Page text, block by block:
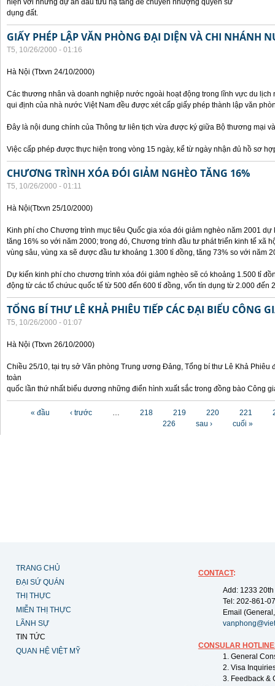
hiện với những dự án đầu tưu hạ tầng để chuyển nhượng quyền sử
dụng đất.
GIẤY PHÉP LẬP VĂN PHÒNG ĐẠI DIỆN VÀ CHI NHÁNH
T5, 10/26/2000 - 01:16
Hà Nội (Ttxvn 24/10/2000)
Các thương nhân và doanh nghiệp nước ngoài hoạt động trong lĩnh vực du lịch
qui định của nhà nước Việt Nam đều được xét cấp giấy phép thành lập văn
Đây là nội dung chính của Thông tư liên tịch vừa được ký giữa Bộ thương mại
Việc cấp phép được thực hiện trong vòng 15 ngày, kể từ ngày nhận đủ hồ sơ
CHƯƠNG TRÌNH XÓA ĐÓI GIẢM NGHÈO TĂNG 16%
T5, 10/26/2000 - 01:11
Hà Nội(Ttxvn 25/10/2000)
Kinh phí cho Chương trình mục tiêu Quốc gia xóa đói giảm nghèo năm 2001
tăng 16% so với năm 2000; trong đó, Chương trình đầu tư phát triển kinh tế xã
vùng sâu, vùng xa sẽ được đầu tư khoảng 1.300 tỉ đồng, tăng 73% so với năm
Dự kiến kinh phí cho chương trình xóa đói giảm nghèo sẽ có khoảng 1.500 tỉ
động từ các tổ chứuc quốc tế từ 500 đến 600 tỉ đồng, vốn tín dụng từ 2.000 đến
TỔNG BÍ THƯ LÊ KHẢ PHIÊU TIẾP CÁC ĐẠI BIỂU CÔNG
T5, 10/26/2000 - 01:07
Hà Nội (Ttxvn 26/10/2000)
Chiều 25/10, tại trụ sở Văn phòng Trung ương Đảng, Tổng bí thư Lê Khả Phiêu
toàn
quốc lần thứ nhất biểu dương những điển hình xuất sắc trong đồng bào Công
« đầu ‹ trước … 218 219 220 221
226
sau › cuối »
TRANG CHỦ
ĐẠI SỨ QUÁN
THỊ THỰC
MIỄN THỊ THỰC
LÃNH SỰ
TIN TỨC
QUAN HỆ VIỆT MỸ
CONTACT:
Add: 1233
Tel: 202-861-
Email
CONSULAR
1. General
2. Visa
3. Feedback &